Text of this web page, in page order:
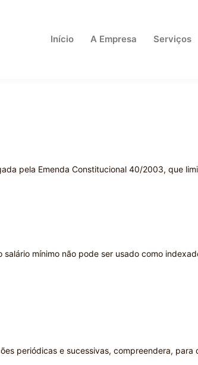
Início A Empresa Serviços
pela Emenda Constitucional 40/2003, que
salário mínimo não pode ser usado como
periódicas e sucessivas, compreendera, para